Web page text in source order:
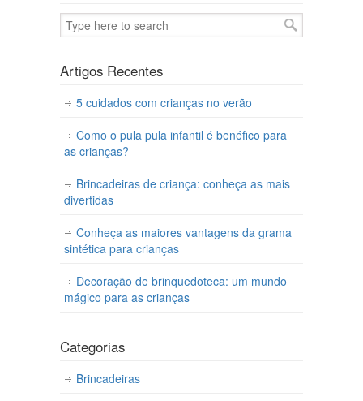
Artigos Recentes
5 cuidados com crianças no verão
Como o pula pula infantil é benéfico para
as crianças?
Brincadeiras de criança: conheça as mais
divertidas
Conheça as maiores vantagens da grama
sintética para crianças
Decoração de brinquedoteca: um mundo
mágico para as crianças
Categorias
Brincadeiras